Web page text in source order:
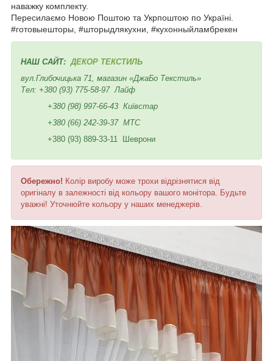
наважку комплекту.
Пересилаємо Новою Поштою та Укрпоштою по Україні.
#готовыешторы, #шторыдлякухни, #кухонныйламбрекен
НАШ САЙТ: ДЕКОР ТЕКСТИЛЬ
вул.Глибочицька 71, магазин «ДжаБо Текстиль»
Тел: +380 (93) 775-58-97 Лайф
+380 (98) 997-66-43 Київстар
+380 (66) 242-39-37 МТС
+380 (93) 889-33-11 Шеврони
Обережно! Колір виробу може трохи відрізнятися від
оригіналу в залежності від кольору вашого монітора. Будьте
уважні! Уточнюйте кольору у наших менеджерів.